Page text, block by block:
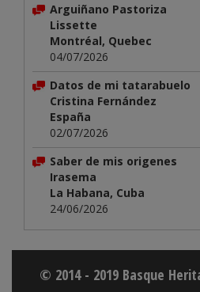
Arguiñano Pastoriza
Lissette
Montréal, Quebec
04/07/2026
Datos de mi tatarabuelo
Cristina Fernández
España
02/07/2026
Saber de mis origenes
Irasema
La Habana, Cuba
24/06/2026
© 2014 - 2019 Basque